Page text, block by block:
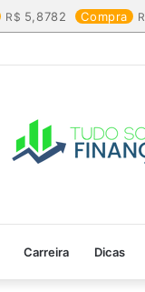
5,8782 Compra
que mais valem a pena
Carreira Dicas